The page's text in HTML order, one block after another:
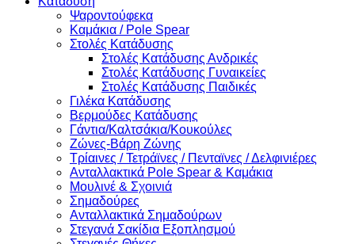
Ψαροντούφεκα
Καμάκια / Pole Spear
Στολές Κατάδυσης
Στολές Κατάδυσης Ανδρικές
Στολές Κατάδυσης Γυναικείες
Στολές Κατάδυσης Παιδικές
Γιλέκα Κατάδυσης
Βερμούδες Κατάδυσης
Γάντια/Καλτσάκια/Κουκούλες
Ζώνες-Βάρη Ζώνης
Τρίαινες / Τετράϊνες / Πενταϊνες / Δελφινιέρες
Ανταλλακτικά Pole Spear & Καμάκια
Μουλινέ & Σχοινιά
Σημαδούρες
Ανταλλακτικά Σημαδούρων
Στεγανά Σακίδια Εξοπλησμού